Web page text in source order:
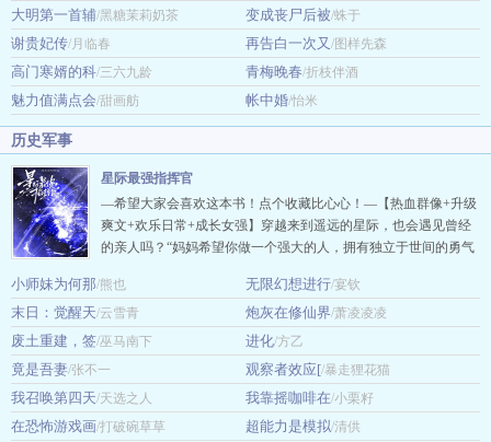
牙：“我娶。” 郑山辞嘴里发苦，这人完全就是一个作精，侯府娇
养…
大明第一首辅/黑糖茉莉奶茶 变成丧尸后被/蛛于
谢贵妃传/月临春 再告白一次又/图样先森
高门寒婿的科/三六九龄 青梅晚春/折枝伴酒
魅力值满点会/甜画舫 帐中婚/怡米
历史军事
星际最强指挥官
—希望大家会喜欢这本书！点个收藏比心心！—【热血群像+升级
爽文+欢乐日常+成长女强】穿越来到遥远的星际，也会遇见曾经
的亲人吗？“妈妈希望你做一个强大的人，拥有独立于世间的勇气
药物而意外穿越，变成了一名星际孤女。不仅无父无母，还无名
无姓。苏水看着录取通知书上名字那栏的一个“666”的编号，贫民
窟出生的孩子不配拥有姓名？捡了几天破烂后，意外发…
小师妹为何那/熊也 无限幻想进行/宴钦
末日：觉醒天/云雪青 炮灰在修仙界/萧凌凌凌
废土重建，签/巫马南下 进化/方乙
竟是吾妻/张不一 观察者效应[/暴走狸花猫
我召唤第四天/天选之人 我靠摇咖啡在/小栗籽
在恐怖游戏画/打破碗草草 超能力是模拟/清供